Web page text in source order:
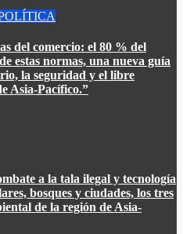
del comercio: el 80 % del
estas normas, una nueva guía
la seguridad y el libre
Asia-Pacífico.”​
a la tala ilegal y tecnología
bosques y ciudades, los tres
de la región de Asia-